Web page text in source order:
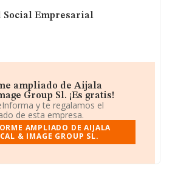
Social Empresarial
ampliado de Aijala
Group Sl. ¡Es gratis!
y te regalamos el
de esta empresa.
AMPLIADO DE AIJALA
& IMAGE GROUP SL.